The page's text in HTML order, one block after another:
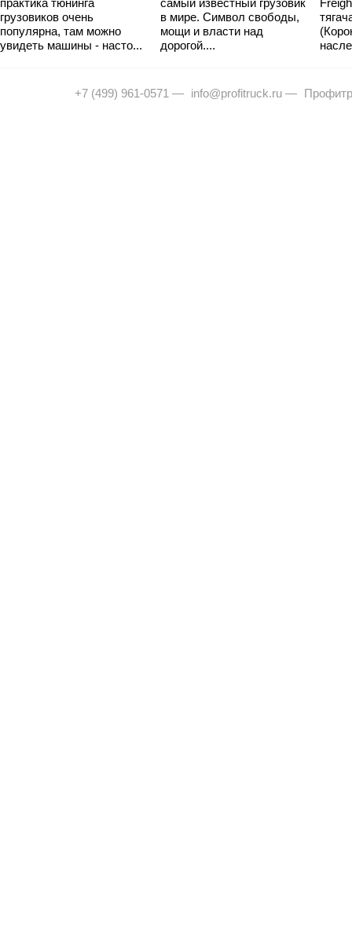
практика тюнинга
грузовиков очень
популярна, там можно
увидеть машины - насто...
самый известный грузовик
в мире. Символ свободы,
мощи и власти над
дорогой....
+7 (499) 961-0571 — info@profitruck.ru —